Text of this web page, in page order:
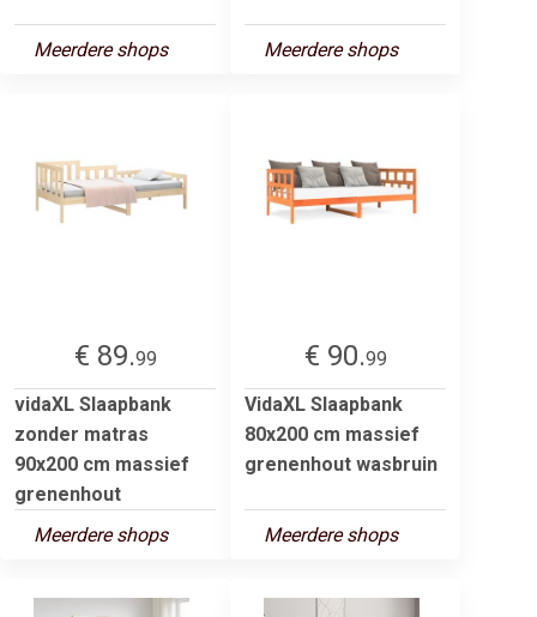
Meerdere shops Meerdere shops
€ 89.99
vidaXL Slaapbank
zonder matras
90x200 cm massief
grenenhout
Meerdere shops
€ 90.99
VidaXL Slaapbank
80x200 cm massief
grenenhout wasbruin
Meerdere shops